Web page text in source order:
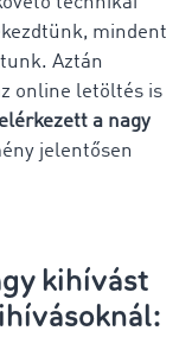
mindent
Aztán
online letöltés is
elérkezett a nagy
jelentősen
kihívást